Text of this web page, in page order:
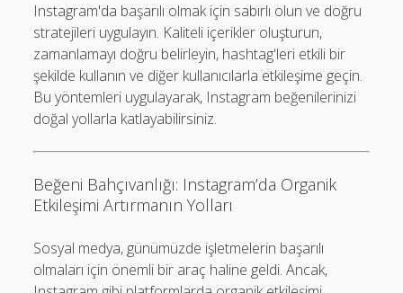
Instagram'da başarılı olmak için sabırlı olun ve doğru
stratejileri uygulayın. Kaliteli içerikler oluşturun,
zamanlamayı doğru belirleyin, hashtag'leri etkili bir
şekilde kullanın ve diğer kullanıcılarla etkileşime geçin.
Bu yöntemleri uygulayarak, Instagram beğenilerinizi
doğal yollarla katlayabilirsiniz.
Beğeni Bahçıvanlığı: Instagram’da Organik
Etkileşimi Artırmanın Yolları
Sosyal medya, günümüzde işletmelerin başarılı
olmaları için önemli bir araç haline geldi. Ancak,